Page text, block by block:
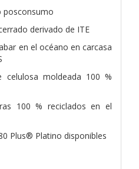
posconsumo
derivado de ITE
en el océano en carcasa
celulosa moldeada 100 %
100 % reciclados en el
Plus® Platino disponibles